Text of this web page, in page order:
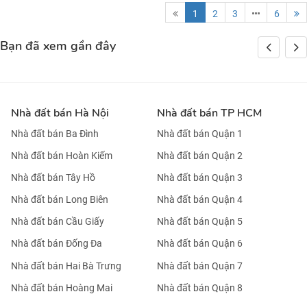
1 2 3 6
Bạn đã xem gần đây
Nhà đất bán Hà Nội
Nhà đất bán Ba Đình
Nhà đất bán Hoàn Kiếm
Nhà đất bán Tây Hồ
Nhà đất bán Long Biên
Nhà đất bán Cầu Giấy
Nhà đất bán Đống Đa
Nhà đất bán Hai Bà Trưng
Nhà đất bán Hoàng Mai
Nhà đất bán TP HCM
Nhà đất bán Quận 1
Nhà đất bán Quận 2
Nhà đất bán Quận 3
Nhà đất bán Quận 4
Nhà đất bán Quận 5
Nhà đất bán Quận 6
Nhà đất bán Quận 7
Nhà đất bán Quận 8